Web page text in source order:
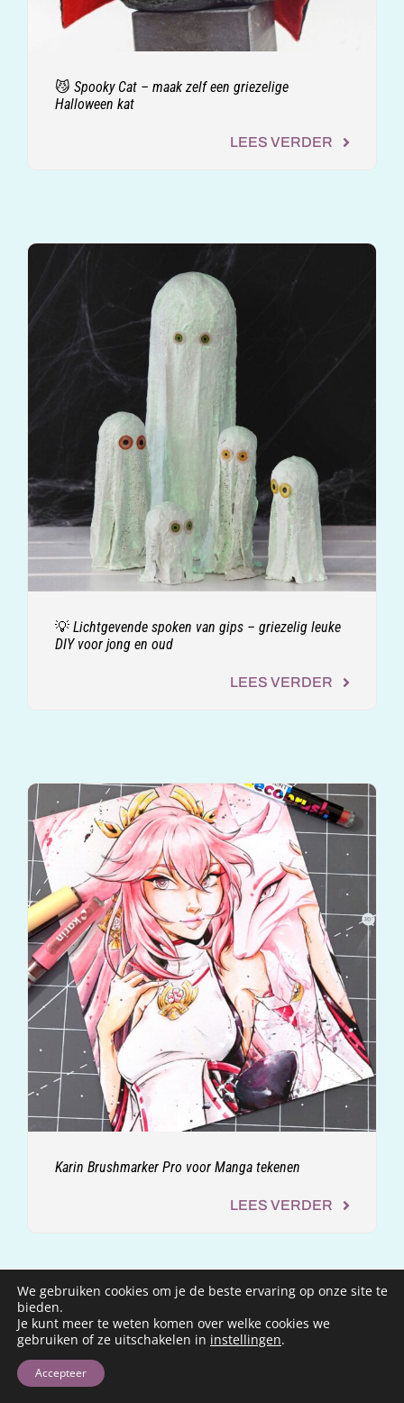
😼 Spooky Cat – maak zelf een griezelige
Halloween kat
LEES VERDER
💡 Lichtgevende spoken van gips – griezelig leuke
DIY voor jong en oud
LEES VERDER
Karin Brushmarker Pro voor Manga tekenen
LEES VERDER
We gebruiken cookies om je de beste ervaring op onze site te
bieden.
Je kunt meer te weten komen over welke cookies we
gebruiken of ze uitschakelen in instellingen.
Accepteer